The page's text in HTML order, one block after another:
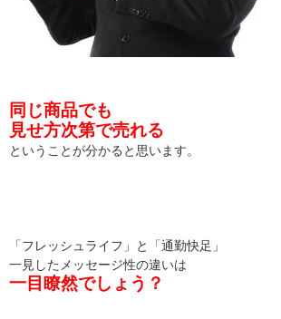
同じ商品でも
見せ方次第で売れる
ということが分かると思います。
「フレッシュライフ」と「通勤快足」
一見したメッセージ性の違いは
一目瞭然でしょう？